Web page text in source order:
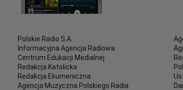
Polskie Radio S.A.
Informacyjna Agencja Radiowa
Centrum Edukacji Medialnej
Redakcja Katolicka
Redakcja Ekumeniczna
Agencja Muzyczna Polskiego Radia